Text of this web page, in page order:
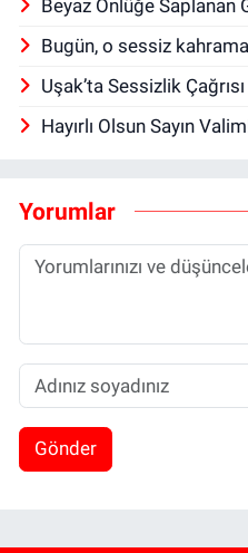
Beyaz Önlüğe Saplanan
Bugün, o sessiz
Uşak’ta Sessizlik
Hayırlı Olsun Sayın
Yorumlar
Gönder